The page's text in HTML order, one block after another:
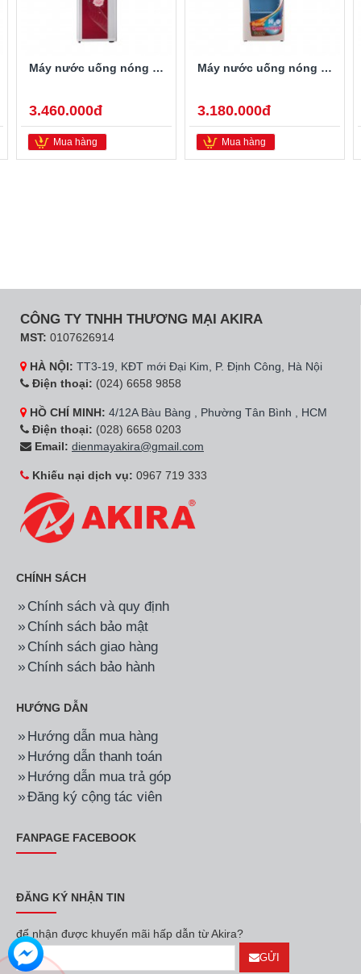
Máy nước uống nóng lạnh Alaska R-7H1
3.460.000đ
Mua hàng
Máy nước uống nóng lạnh Alaska R-28
3.180.000đ
Mua hàng
CÔNG TY TNHH THƯƠNG MẠI AKIRA
MST: 0107626914
HÀ NỘI: TT3-19, KĐT mới Đại Kim, P. Định Công, Hà Nội
Điện thoại: (024) 6658 9858
HỒ CHÍ MINH: 4/12A Bàu Bàng , Phường Tân Bình , HCM
Điện thoại: (028) 6658 0203
Email: dienmayakira@gmail.com
Khiếu nại dịch vụ: 0967 719 333
CHÍNH SÁCH
Chính sách và quy định
Chính sách bảo mật
Chính sách giao hàng
Chính sách bảo hành
HƯỚNG DẪN
Hướng dẫn mua hàng
Hướng dẫn thanh toán
Hướng dẫn mua trả góp
Đăng ký cộng tác viên
FANPAGE FACEBOOK
ĐĂNG KÝ NHẬN TIN
để nhận được khuyến mãi hấp dẫn từ Akira?
GỬI